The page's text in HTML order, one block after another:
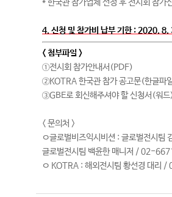
* 한국관 참가업체 선정 후 전시회 참가
4. 신청 및 참가비 납부 기한 : 2020.
< 첨부파일 >
①전시회 참가안내서(PDF)
②KOTRA 한국관 참가 공고문(한글파
③GBE로 회신해주셔야 할 신청서(워
< 문의처 >
ㅇ글로벌비즈익시비션 : 글로벌전
글로벌전시팀 백윤한 매니저 / 02-
ㅇ KOTRA : 해외전시팀 황선경 대